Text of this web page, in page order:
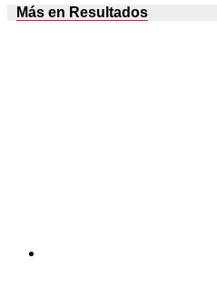
Más en Resultados